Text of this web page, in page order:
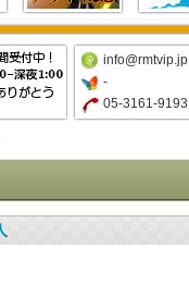
info@rmtvip.jp
-
05-3161-9193